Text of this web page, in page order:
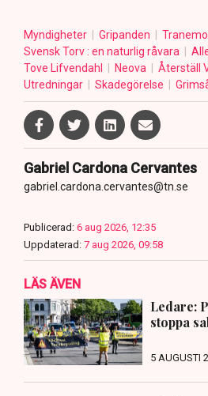
Myndigheter Gripanden
Svensk Torv : en naturlig råvara
Tove Lifvendahl
Neova Återställ
Utredningar
Skadegörelse
Gabriel Cardona Cervantes
gabriel.cardona.cervantes@tn.se
Publicerad: 6 aug 2026, 12:35
Uppdaterad: 7 aug 2026, 09:58
LÄS ÄVEN
Ledare:
stoppa
5 AUGUSTI